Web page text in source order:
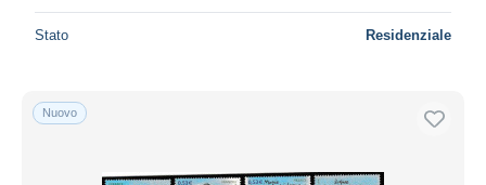
Stato Residenziale
Nuovo